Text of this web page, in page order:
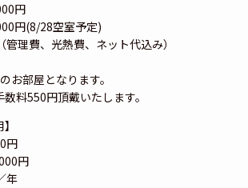
円
円(8/28空室予定)
理費、光熱費、ネット代込み）
お部屋となります。
料550円頂戴いたします。
円
円
年